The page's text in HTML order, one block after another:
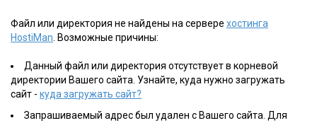
Файл или директория не найдены на сервере хостинга
HostiMan . Возможные причины:
Данный файл или директория отсутствует в корневой
директории Вашего сайта. Узнайте, куда нужно загружать
сайт - куда загружать сайт?
Запрашиваемый адрес был удален с Вашего сайта. Для